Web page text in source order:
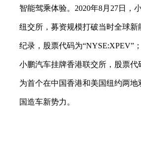
智能驾乘体验。2020年8月27日，
纽交所，募资规模打破当时全球新
纪录，股票代码为“NYSE:XPEV”
小鹏汽车挂牌香港联交所，股票代
为首个在中国香港和美国纽约两地
国造车新势力。